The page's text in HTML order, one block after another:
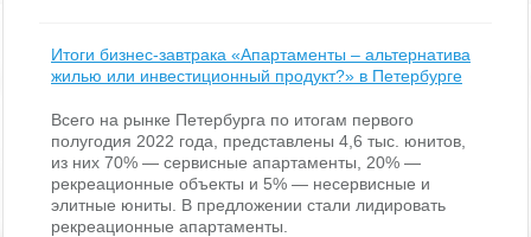
Итоги бизнес-завтрака «Апартаменты – альтернатива
жилью или инвестиционный продукт?» в Петербурге
Всего на рынке Петербурга по итогам первого
полугодия 2022 года, представлены 4,6 тыс. юнитов,
из них 70% — сервисные апартаменты, 20% —
рекреационные объекты и 5% — несервисные и
элитные юниты. В предложении стали лидировать
рекреационные апартаменты.